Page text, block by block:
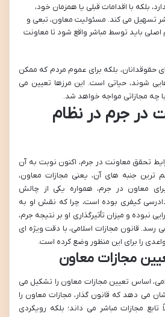
بلکه با اقدامات قبلی یا همزمان خود،
تسهیل می کند. مسئولیت معاون، تبعی و
باید توسط مباشر واقع شود تا معاونت
حقوقدانان، بلکه برای عموم مردم که ممکن
شوند، حیاتی است. این مرزها تعیین می
چه مجازاتی مواجه خواهد شد.
در جرم در نظام
تحقق معاونت در جرم، اکنون نوبت به آن
جنبه های آن، یعنی مجازات معاون،
معاون در جرم، همواره یکی از چالش
کیفری بوده است، چرا که نقش او به
نبوده و میزان تأثیرگذاری او بر نتیجه جرم،
رسد. قانون مجازات اسلامی، با دقت ویژه ای
را برای این منظور وضع کرده است.
مجازات معاون
اسلامی، اساس تعیین مجازات معاون را تشکیل می
می دهد که قانون گذار، مجازات معاون را
تابع مجازات مباشر می داند؛ بلکه رویکردی